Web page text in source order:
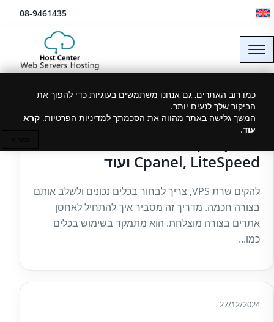
דלג לתוכן 08-9461435
כמו רוב האתרים, גם אנחנו משתמשים בעוגיות כדי להפוך את
הביקור שלך לנעים יותר.
המשך גלישה באתר מהווה את הסכמתך למדיניות הפרטיות. קרא
עוד.
29/07/2025
Cpanel, LiteSpeed ועוד
להקים שרת VPS, צריך לבחור בכלים נכונים ולשלב אותם
בצורה חכמה. מדריך זה מסביר איך להתחיל לאחסן
אתרים בצורה מוצלחת. הוא מתמקד בשימוש בכלים
כמו...
27/12/2024